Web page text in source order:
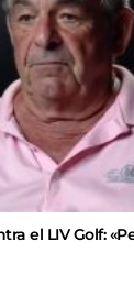
el LIV Golf: